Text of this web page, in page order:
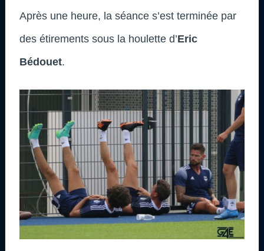
Après une heure, la séance s’est terminée par
des étirements sous la houlette d’Eric
Bédouet.